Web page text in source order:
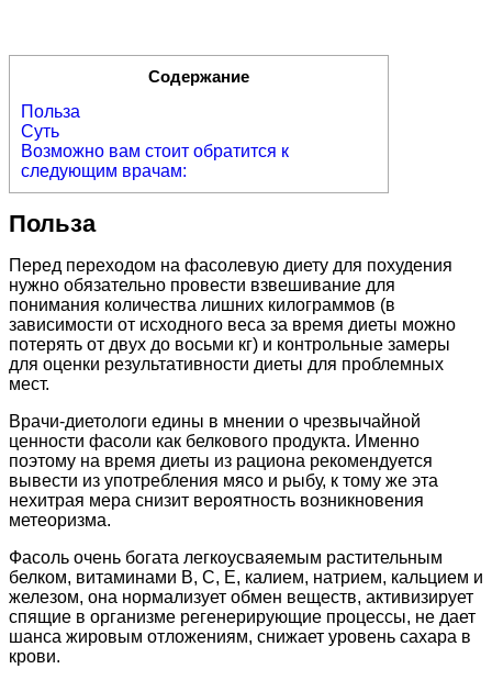
Содержание
Польза
Суть
Возможно вам стоит обратится к
следующим врачам:
Польза
Перед переходом на фасолевую диету для похудения
нужно обязательно провести взвешивание для
понимания количества лишних килограммов (в
зависимости от исходного веса за время диеты можно
потерять от двух до восьми кг) и контрольные замеры
для оценки результативности диеты для проблемных
мест.
Врачи-диетологи едины в мнении о чрезвычайной
ценности фасоли как белкового продукта. Именно
поэтому на время диеты из рациона рекомендуется
вывести из употребления мясо и рыбу, к тому же эта
нехитрая мера снизит вероятность возникновения
метеоризма.
Фасоль очень богата легкоусваяемым растительным
белком, витаминами B, C, E, калием, натрием, кальцием и
железом, она нормализует обмен веществ, активизирует
спящие в организме регенерирующие процессы, не дает
шанса жировым отложениям, снижает уровень сахара в
крови.